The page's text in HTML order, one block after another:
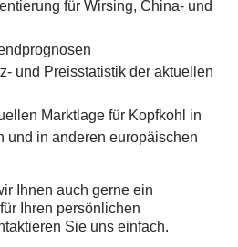
für Wirsing, China- und
und Preisstatistik der aktuellen
Marktlage für Kopfkohl in
und in anderen europäischen
Ihnen auch gerne ein
Ihren persönlichen
Sie uns einfach.